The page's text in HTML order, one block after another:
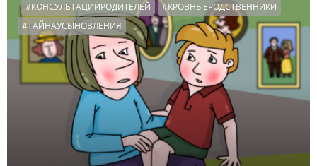
#КОНСУЛЬТАЦИИРОДИТЕЛЕЙ
#КРОВНЫЕРОДСТВЕННИКИ
#ТАЙНАУСЫНОВЛЕНИЯ